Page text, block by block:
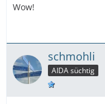
Wow!
schmohli
AIDA süchtig